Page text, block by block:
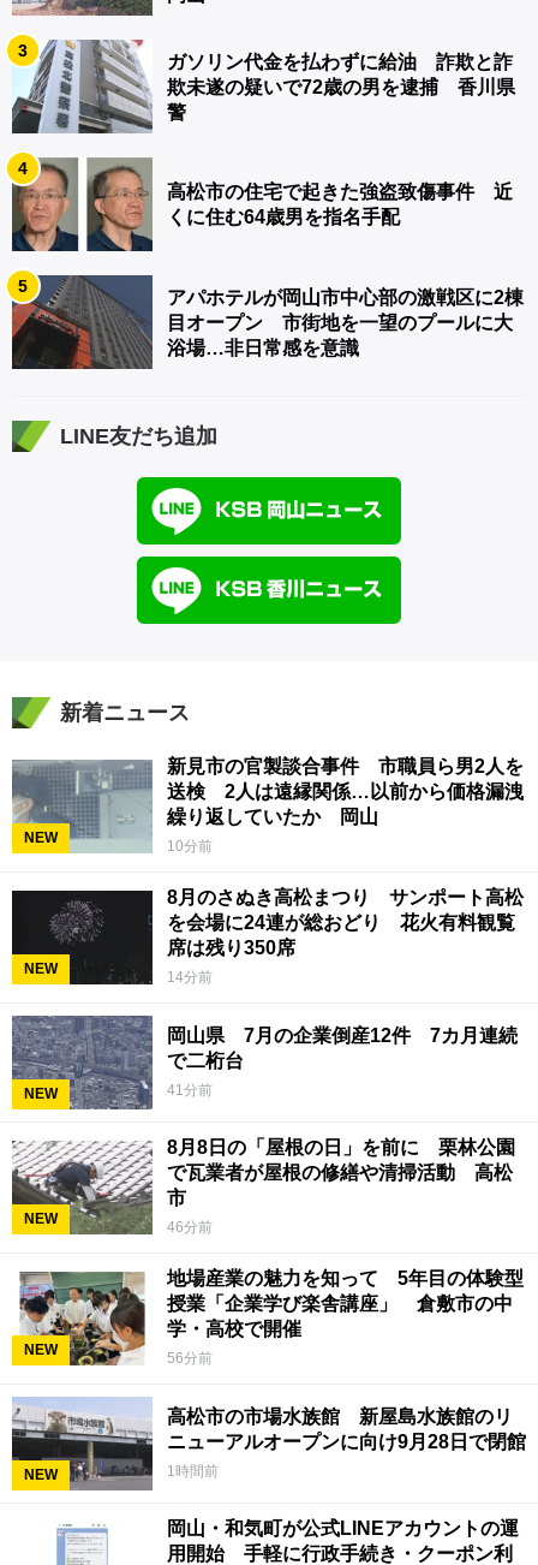
3
ガソリン代金を払わずに給油 詐欺と詐
欺未遂の疑いで72歳の男を逮捕 香川県
警
4
高松市の住宅で起きた強盗致傷事件 近
くに住む64歳男を指名手配
5
アパホテルが岡山市中心部の激戦区に2棟
目オープン 市街地を一望のプールに大
浴場…非日常感を意識
LINE友だち追加
新着ニュース
NEW
新見市の官製談合事件 市職員ら男2人を
送検 2人は遠縁関係…以前から価格漏洩
繰り返していたか 岡山
10分前
NEW
8月のさぬき高松まつり サンポート高松
を会場に24連が総おどり 花火有料観覧
席は残り350席
14分前
NEW
岡山県 7月の企業倒産12件 7カ月連続
で二桁台
41分前
NEW
8月8日の「屋根の日」を前に 栗林公園
で瓦業者が屋根の修繕や清掃活動 高松
市
46分前
NEW
地場産業の魅力を知って 5年目の体験型
授業「企業学び楽舎講座」 倉敷市の中
学・高校で開催
56分前
NEW
高松市の市場水族館 新屋島水族館のリ
ニューアルオープンに向け9月28日で閉館
1時間前
岡山・和気町が公式LINEアカウントの運
用開始 手軽に行政手続き・クーポン利